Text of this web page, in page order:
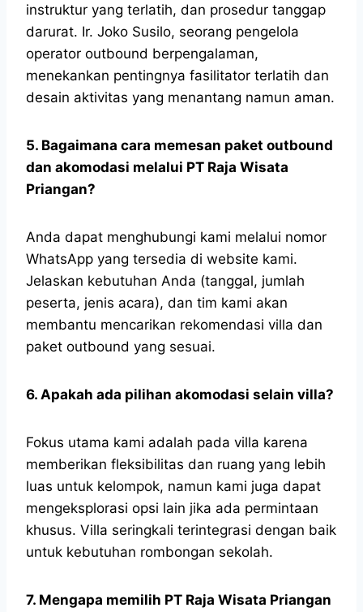
instruktur yang terlatih, dan prosedur tanggap
darurat. Ir. Joko Susilo, seorang pengelola
operator outbound berpengalaman,
menekankan pentingnya fasilitator terlatih dan
desain aktivitas yang menantang namun aman.
5. Bagaimana cara memesan paket outbound
dan akomodasi melalui PT Raja Wisata
Priangan?
Anda dapat menghubungi kami melalui nomor
WhatsApp yang tersedia di website kami.
Jelaskan kebutuhan Anda (tanggal, jumlah
peserta, jenis acara), dan tim kami akan
membantu mencarikan rekomendasi villa dan
paket outbound yang sesuai.
6. Apakah ada pilihan akomodasi selain villa?
Fokus utama kami adalah pada villa karena
memberikan fleksibilitas dan ruang yang lebih
luas untuk kelompok, namun kami juga dapat
mengeksplorasi opsi lain jika ada permintaan
khusus. Villa seringkali terintegrasi dengan baik
untuk kebutuhan rombongan sekolah.
7. Mengapa memilih PT Raja Wisata Priangan